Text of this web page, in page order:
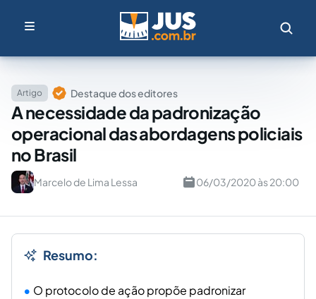
Artigo Destaque dos editores
A necessidade da padronização
operacional das abordagens policiais
no Brasil
Marcelo de Lima Lessa 06/03/2020 às 20:00
Resumo:
O protocolo de ação propõe padronizar